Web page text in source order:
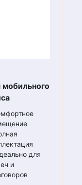
в котором
установить
для
и